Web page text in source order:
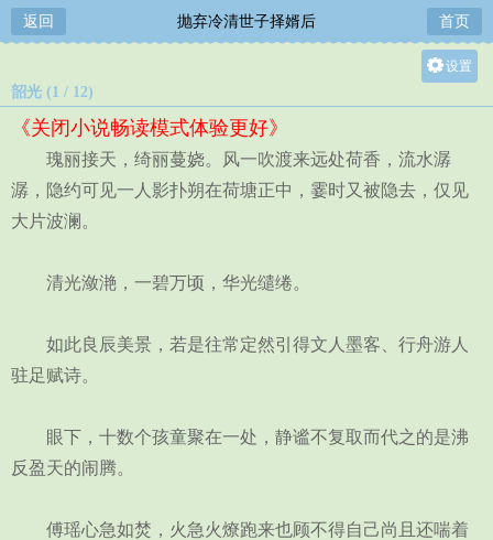
返回 抛弃冷清世子择婿后 首页
设置
中
小
韶光 (1 / 12)
《关闭小说畅读模式体验更好》
瑰丽接天，绮丽蔓娆。风一吹渡来远处荷香，流水潺
潺，隐约可见一人影扑朔在荷塘正中，霎时又被隐去，仅见
大片波澜。
清光潋滟，一碧万顷，华光缱绻。
如此良辰美景，若是往常定然引得文人墨客、行舟游人
驻足赋诗。
眼下，十数个孩童聚在一处，静谧不复取而代之的是沸
反盈天的闹腾。
傅瑶心急如焚，火急火燎跑来也顾不得自己尚且还喘着